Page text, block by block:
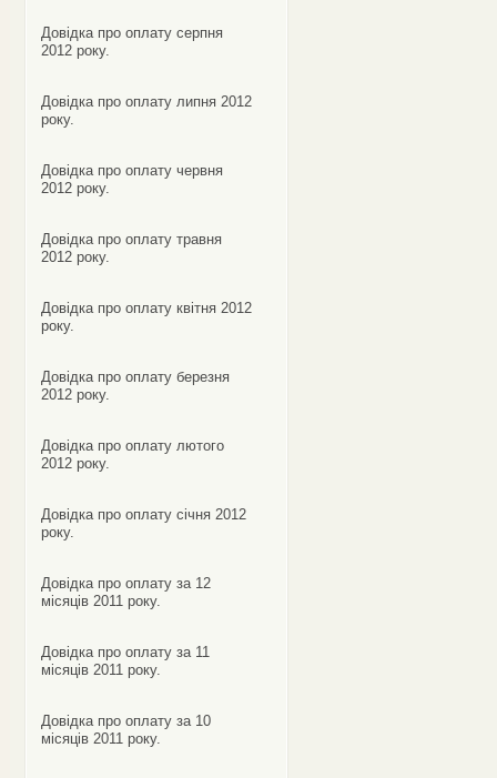
Довідка про оплату серпня
2012 року.
Довідка про оплату липня 2012
року.
Довідка про оплату червня
2012 року.
Довідка про оплату травня
2012 року.
Довідка про оплату квітня 2012
року.
Довідка про оплату березня
2012 року.
Довідка про оплату лютого
2012 року.
Довідка про оплату січня 2012
року.
Довідка про оплату за 12
місяців 2011 року.
Довідка про оплату за 11
місяців 2011 року.
Довідка про оплату за 10
місяців 2011 року.